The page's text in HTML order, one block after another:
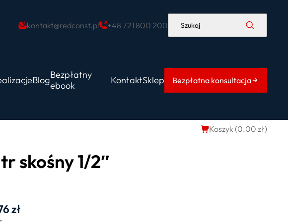
kontakt@redconst.pl +48 721 800 200 Szukaj
BlogBezpłatny
ebook
KontaktSklep Bezpłatna konsultacja
Koszyk (0.00 zł)
skośny 1/2″
zł